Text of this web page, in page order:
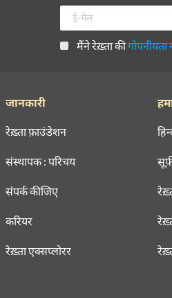
मैंने रेख़्ता कीगोपनीयता
जानकारी
रेख़्ता फ़ाउंडेशन
संस्थापक : परिचय
संपर्क कीजिए
करियर
रेख़्ता एक्सप्लोरर